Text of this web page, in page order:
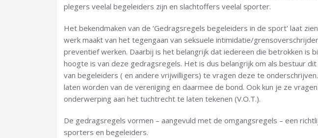
plegers veelal begeleiders zijn en slachtoffers veelal sporter.
Het bekendmaken van de ‘Gedragsregels begeleiders in de sport’ laat
werk maakt van het tegengaan van seksuele intimidatie/
preventief werken. Daarbij is het belangrijk dat iedereen die betrokken is
hoogte is van deze gedragsregels. Het is dus belangrijk om als bestuur
van begeleiders ( en andere vrijwilligers) te vragen deze te
laten worden van de vereniging en daarmee de bond. Ook kun je ze
onderwerping aan het tuchtrecht te laten tekenen (V.O.T.).
De gedragsregels vormen – aangevuld met de omgangsregels – een
sporters en begeleiders.